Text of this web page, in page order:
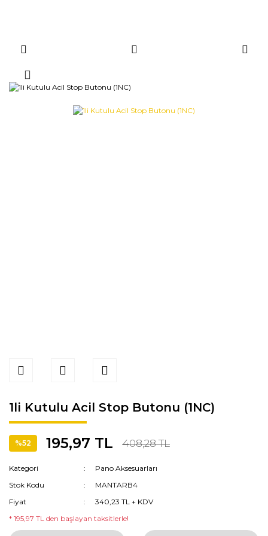
1li Kutulu Acil Stop Butonu (1NC)
%52 195,97 TL 408,28 TL
Kategori
Pano Aksesuarları
Stok Kodu
MANTARB4
Fiyat
340,23 TL + KDV
* 195,97 TL den başlayan taksitlerle!